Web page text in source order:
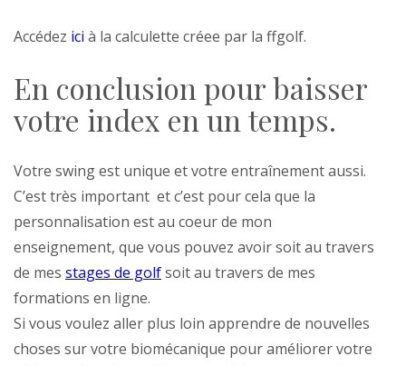
Accédez ici à la calculette créee par la ffgolf.
En conclusion pour baisser
votre index en un temps.
Votre swing est unique et votre entraînement aussi.
C’est très important et c’est pour cela que la
personnalisation est au coeur de mon
enseignement, que vous pouvez avoir soit au travers
de mes stages de golfsoit au travers de mes
formations en ligne.
Si vous voulez aller plus loin apprendre de nouvelles
choses sur votre biomécanique pour améliorer votre